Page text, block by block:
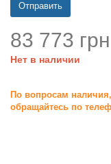
Отправить
83 773 грн
Нет в наличии
По вопросам
обращайтесь по